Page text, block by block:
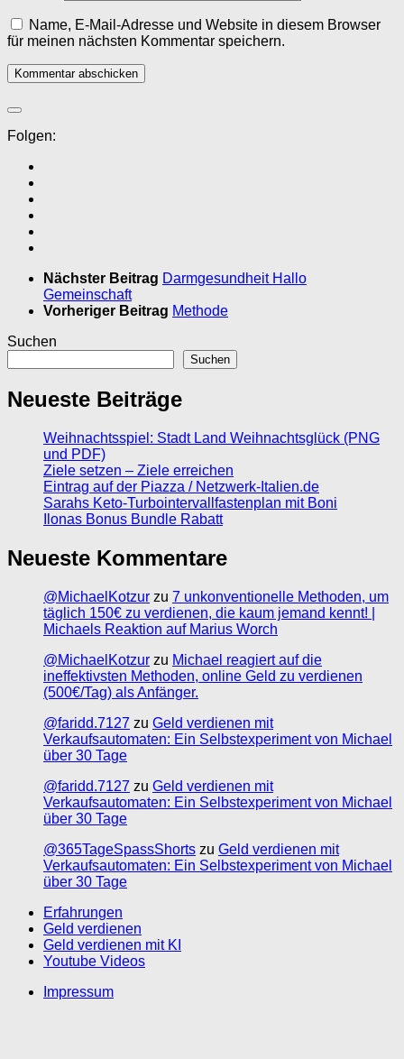
Name, E-Mail-Adresse und Website in diesem Browser
für meinen nächsten Kommentar speichern.
Folgen:
Nächster Beitrag Darmgesundheit Hallo
Gemeinschaft
Vorheriger Beitrag Methode
Suchen
Suchen
Neueste Beiträge
Weihnachtsspiel: Stadt Land Weihnachtsglück (PNG
und PDF)
Ziele setzen – Ziele erreichen
Eintrag auf der Piazza / Netzwerk-Italien.de
Sarahs Keto-Turbointervallfastenplan mit Boni
Ilonas Bonus Bundle Rabatt
Neueste Kommentare
@MichaelKotzur zu 7 unkonventionelle Methoden, um
täglich 150€ zu verdienen, die kaum jemand kennt! |
Michaels Reaktion auf Marius Worch
@MichaelKotzur zu Michael reagiert auf die
ineffektivsten Methoden, online Geld zu verdienen
(500€/Tag) als Anfänger.
@faridd.7127 zu Geld verdienen mit
Verkaufsautomaten: Ein Selbstexperiment von Michael
über 30 Tage
@faridd.7127 zu Geld verdienen mit
Verkaufsautomaten: Ein Selbstexperiment von Michael
über 30 Tage
@365TageSpassShorts zu Geld verdienen mit
Verkaufsautomaten: Ein Selbstexperiment von Michael
über 30 Tage
Erfahrungen
Geld verdienen
Geld verdienen mit KI
Youtube Videos
Impressum